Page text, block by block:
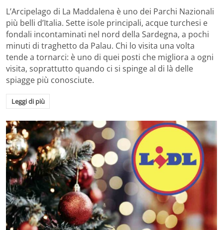
L’Arcipelago di La Maddalena è uno dei Parchi Nazionali
più belli d’Italia. Sette isole principali, acque turchesi e
fondali incontaminati nel nord della Sardegna, a pochi
minuti di traghetto da Palau. Chi lo visita una volta
tende a tornarci: è uno di quei posti che migliora a ogni
visita, soprattutto quando ci si spinge al di là delle
spiagge più conosciute.
Leggi di più